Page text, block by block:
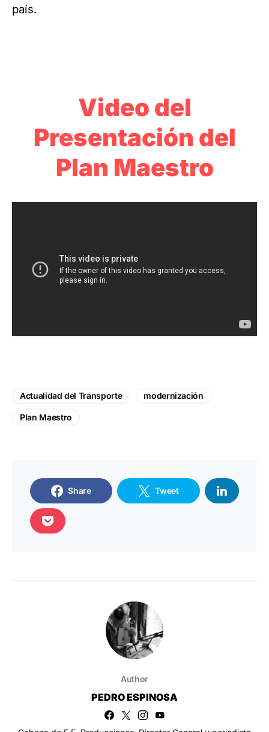
país.
Video del
Presentación del
Plan Maestro
Actualidad del Transporte modernización
Plan Maestro
Share Tweet
Author
PEDRO ESPINOSA